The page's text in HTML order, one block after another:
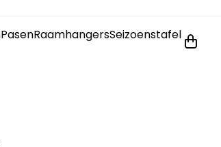
PasenRaamhangersSeizoenstafel